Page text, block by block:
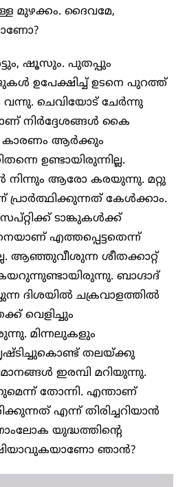
മുഴക്കം. ദൈവമേ,
ഷൂസും. പുതപ്പും
ഉപേക്ഷിച്ച് ഉടനെ പുറത്ത്
വന്നു. ചെവിയോട് ചേർന്നു
നിർദ്ദേശങ്ങൾ കൈ
കാരണം ആർക്കും
ഉണ്ടായിരുന്നില്ല.
നിന്നും ആരോ കരയുന്നു. മറ്റു
പ്രാർത്ഥിക്കുന്നത് കേൾക്കാം.
ടാങ്കുകൾക്ക്
എത്തപ്പെട്ടതെന്ന്
ആഞ്ഞുവീശുന്ന ശീതക്കാറ്റ്
ബാഗ്ദാദ്
ദിശയിൽ ചക്രവാളത്തിൽ
വെളിച്ചും
മിന്നലുകളും
തലയ്ക്കു
ഇരമ്പി മറിയുന്നു.
തോന്നി. എന്താണ്
എന്ന് തിരിച്ചറിയാൻ
യുദ്ധത്തിന്റെ
ഞാൻ?